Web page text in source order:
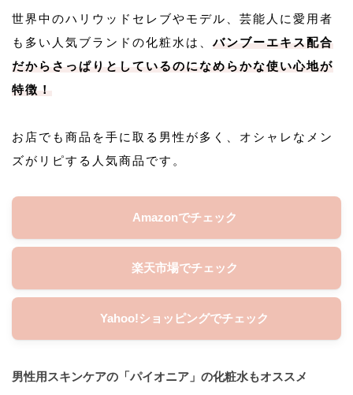
世界中のハリウッドセレブやモデル、芸能人に愛用者
も多い人気ブランドの化粧水は、バンブーエキス配合
だからさっぱりとしているのになめらかな使い心地が
特徴！
お店でも商品を手に取る男性が多く、オシャレなメン
ズがリピする人気商品です。
Amazonでチェック
楽天市場でチェック
Yahoo!ショッピングでチェック
男性用スキンケアの「パイオニア」の化粧水もオススメ